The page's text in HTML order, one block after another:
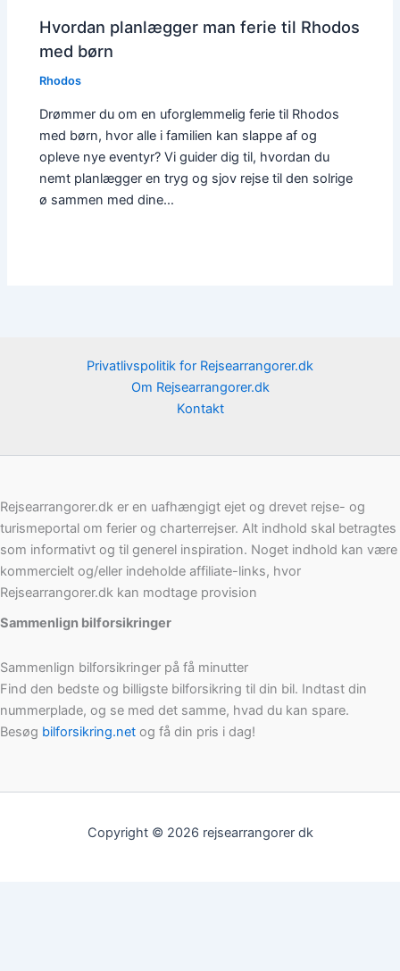
Hvordan planlægger man ferie til Rhodos
med børn
Rhodos
Drømmer du om en uforglemmelig ferie til Rhodos
med børn, hvor alle i familien kan slappe af og
opleve nye eventyr? Vi guider dig til, hvordan du
nemt planlægger en tryg og sjov rejse til den solrige
ø sammen med dine…
Privatlivspolitik for Rejsearrangorer.dk
Om Rejsearrangorer.dk
Kontakt
Rejsearrangorer.dk er en uafhængigt ejet og drevet rejse- og
turismeportal om ferier og charterrejser. Alt indhold skal betragtes
som informativt og til generel inspiration. Noget indhold kan være
kommercielt og/eller indeholde affiliate-links, hvor
Rejsearrangorer.dk kan modtage provision
Sammenlign bilforsikringer
Sammenlign bilforsikringer på få minutter
Find den bedste og billigste bilforsikring til din bil. Indtast din
nummerplade, og se med det samme, hvad du kan spare.
Besøg bilforsikring.net og få din pris i dag!
Copyright © 2026 rejsearrangorer dk